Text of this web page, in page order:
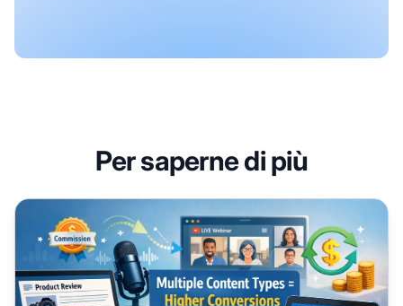
Per saperne di più
Diversifica il tuo marketing di affiliazione con molteplici